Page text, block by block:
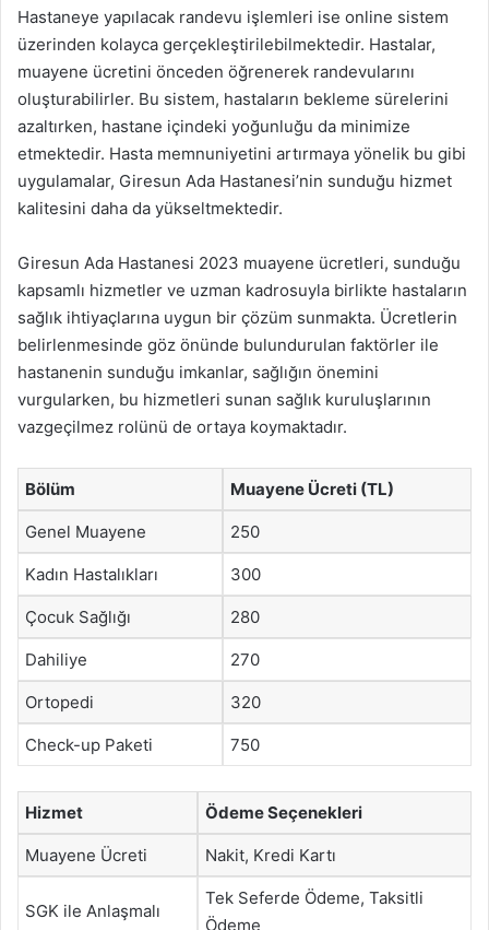
Hastaneye yapılacak randevu işlemleri ise online sistem
üzerinden kolayca gerçekleştirilebilmektedir. Hastalar,
muayene ücretini önceden öğrenerek randevularını
oluşturabilirler. Bu sistem, hastaların bekleme sürelerini
azaltırken, hastane içindeki yoğunluğu da minimize
etmektedir. Hasta memnuniyetini artırmaya yönelik bu gibi
uygulamalar, Giresun Ada Hastanesi’nin sunduğu hizmet
kalitesini daha da yükseltmektedir.
Giresun Ada Hastanesi 2023 muayene ücretleri, sunduğu
kapsamlı hizmetler ve uzman kadrosuyla birlikte hastaların
sağlık ihtiyaçlarına uygun bir çözüm sunmakta. Ücretlerin
belirlenmesinde göz önünde bulundurulan faktörler ile
hastanenin sunduğu imkanlar, sağlığın önemini
vurgularken, bu hizmetleri sunan sağlık kuruluşlarının
vazgeçilmez rolünü de ortaya koymaktadır.
Bölüm Muayene Ücreti (TL)
Genel Muayene 250
Kadın Hastalıkları 300
Çocuk Sağlığı 280
Dahiliye 270
Ortopedi 320
Check-up Paketi 750
Hizmet Ödeme Seçenekleri
Muayene Ücreti Nakit, Kredi Kartı
SGK ile Anlaşmalı
Tek Seferde Ödeme, Taksitli
Ödeme